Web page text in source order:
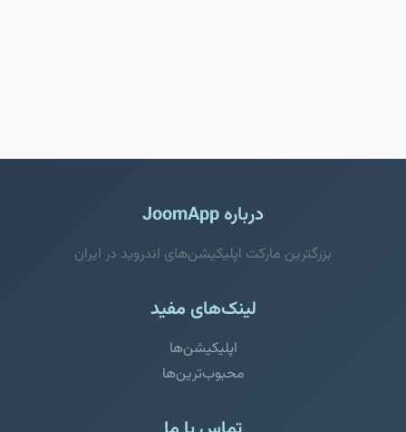
درباره JoomApp
بزرگترین مارکت اپلیکیشن‌های اندروید در ایران
لینک‌های مفید
اپلیکیشن‌ها
محبوب‌ترین‌ها